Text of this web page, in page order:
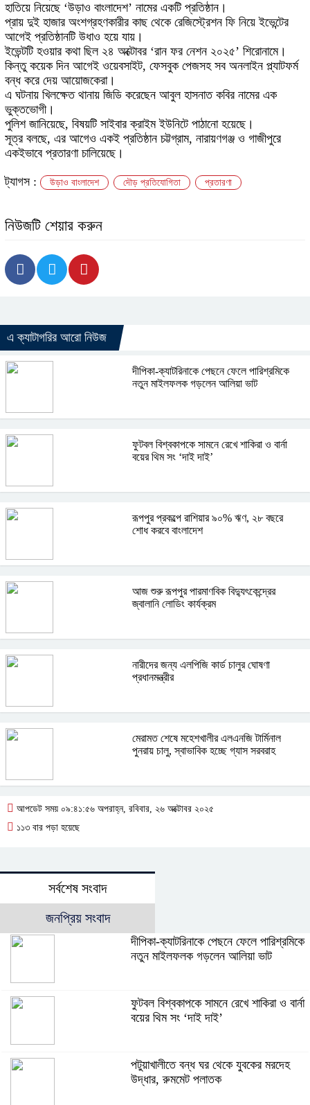
হাতিয়ে নিয়েছে‘উড়াও বাংলাদেশ’ নামের একটি প্রতিষ্ঠান।
প্রায় দুই হাজার অংশগ্রহণকারীর কাছ থেকে রেজিস্ট্রেশন ফি নিয়ে ইভেন্টের
আগেই প্রতিষ্ঠানটি উধাও হয়ে যায়।
ইভেন্টটি হওয়ার কথা ছিল ২৪ অক্টোবর ‘রান ফর নেশন ২০২৫’ শিরোনামে।
কিন্তু কয়েক দিন আগেই ওয়েবসাইট, ফেসবুক পেজসহ সব অনলাইন প্ল্যাটফর্ম
বন্ধ করে দেয় আয়োজকেরা।
এ ঘটনায় খিলক্ষেত থানায় জিডি করেছেন আবুল হাসনাত কবিরনামের এক
ভুক্তভোগী।
পুলিশ জানিয়েছে, বিষয়টি সাইবার ক্রাইম ইউনিটে পাঠানো হয়েছে।
সূত্র বলছে, এর আগেও একই প্রতিষ্ঠান চট্টগ্রাম, নারায়ণগঞ্জ ও গাজীপুরে
একইভাবে প্রতারণা চালিয়েছে।
ট্যাগস : উড়াও বাংলাদেশ দৌড় প্রতিযোগিতা প্রতারণা
নিউজটি শেয়ার করুন
এ ক্যাটাগরির আরো নিউজ
দীপিকা-ক্যাটরিনাকে পেছনে ফেলে পারিশ্রমিকে
নতুন মাইলফলক গড়লেন আলিয়া ভাট
ফুটবল বিশ্বকাপকে সামনে রেখে শাকিরা ও বার্না
বয়ের থিম সং ‘দাই দাই’
রূপপুর প্রকল্পে রাশিয়ার ৯০% ঋণ, ২৮ বছরে
শোধ করবে বাংলাদেশ
আজ শুরু রূপপুর পারমাণবিক বিদ্যুৎকেন্দ্রের
জ্বালানি লোডিং কার্যক্রম
নারীদের জন্য এলপিজি কার্ড চালুর ঘোষণা
প্রধানমন্ত্রীর
মেরামত শেষে মহেশখালীর এলএনজি টার্মিনাল
পুনরায় চালু, স্বাভাবিক হচ্ছে গ্যাস সরবরাহ
আপডেট সময় ০৯:৪১:৫৬ অপরাহ্ন, রবিবার, ২৬ অক্টোবর ২০২৫
১১৩ বার পড়া হয়েছে
সর্বশেষ সংবাদ
জনপ্রিয় সংবাদ
দীপিকা-ক্যাটরিনাকে পেছনে ফেলে পারিশ্রমিকে
নতুন মাইলফলক গড়লেন আলিয়া ভাট
ফুটবল বিশ্বকাপকে সামনে রেখে শাকিরা ও বার্না
বয়ের থিম সং ‘দাই দাই’
পটুয়াখালীতে বন্ধ ঘর থেকে যুবকের মরদেহ
উদ্ধার, রুমমেট পলাতক